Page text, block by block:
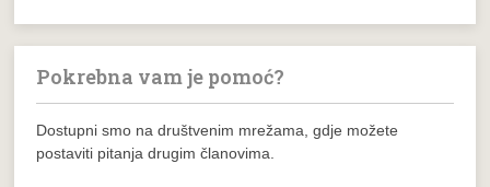
Pokrebna vam je pomoć?
Dostupni smo na društvenim mrežama, gdje možete
postaviti pitanja drugim članovima.